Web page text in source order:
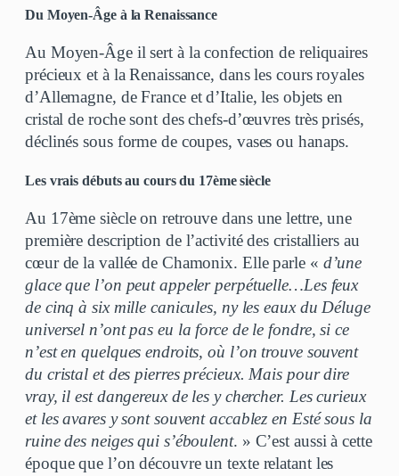
Du Moyen-Âge à la Renaissance
Au Moyen-Âge il sert à la confection de reliquaires
précieux et à la Renaissance, dans les cours royales
d’Allemagne, de France et d’Italie, les objets en
cristal de roche sont des chefs-d’œuvres très prisés,
déclinés sous forme de coupes, vases ou hanaps.
Les vrais débuts au cours du 17ème siècle
Au 17ème siècle on retrouve dans une lettre, une
première description de l’activité des cristalliers au
cœur de la vallée de Chamonix. Elle parle « d’une
glace que l’on peut appeler perpétuelle…Les feux
de cinq à six mille canicules, ny les eaux du Déluge
universel n’ont pas eu la force de le fondre, si ce
n’est en quelques endroits, où l’on trouve souvent
du cristal et des pierres précieux. Mais pour dire
vray, il est dangereux de les y chercher. Les curieux
et les avares y sont souvent accablez en Esté sous la
ruine des neiges qui s’éboulent. » C’est aussi à cette
époque que l’on découvre un texte relatant les